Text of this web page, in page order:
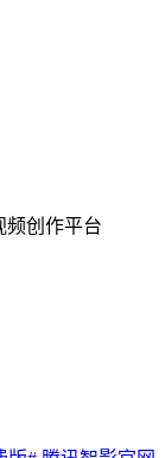
频创作平台